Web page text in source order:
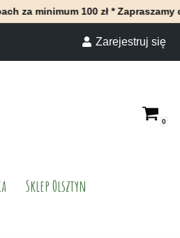
100 zł * Zapraszamy do
Zarejestruj się
0
Sklep Olsztyn